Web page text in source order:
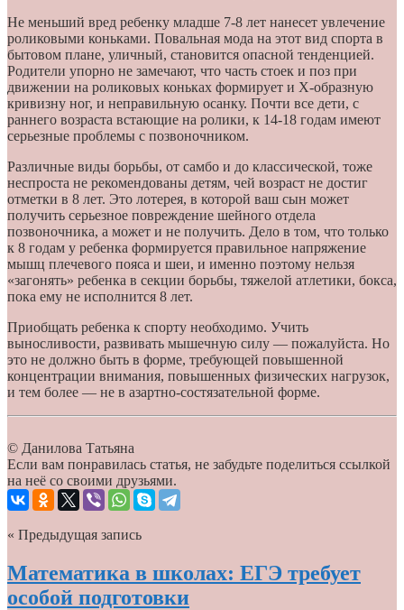
Не меньший вред ребенку младше 7-8 лет нанесет увлечение
роликовыми коньками. Повальная мода на этот вид спорта в
бытовом плане, уличный, становится опасной тенденцией.
Родители упорно не замечают, что часть стоек и поз при
движении на роликовых коньках формирует и Х-образную
кривизну ног, и неправильную осанку. Почти все дети, с
раннего возраста встающие на ролики, к 14-18 годам имеют
серьезные проблемы с позвоночником.
Различные виды борьбы, от самбо и до классической, тоже
неспроста не рекомендованы детям, чей возраст не достиг
отметки в 8 лет. Это лотерея, в которой ваш сын может
получить серьезное повреждение шейного отдела
позвоночника, а может и не получить. Дело в том, что только
к 8 годам у ребенка формируется правильное напряжение
мышц плечевого пояса и шеи, и именно поэтому нельзя
«загонять» ребенка в секции борьбы, тяжелой атлетики, бокса,
пока ему не исполнится 8 лет.
Приобщать ребенка к спорту необходимо. Учить
выносливости, развивать мышечную силу — пожалуйста. Но
это не должно быть в форме, требующей повышенной
концентрации внимания, повышенных физических нагрузок,
и тем более — не в азартно-состязательной форме.
© Данилова Татьяна
Если вам понравилась статья, не забудьте поделиться ссылкой
на неё со своими друзьями.
« Предыдущая запись
Математика в школах: ЕГЭ требует
особой подготовки